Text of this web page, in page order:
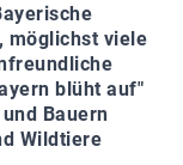
möglichst viele
blüht auf"
Bauern
Wildtiere